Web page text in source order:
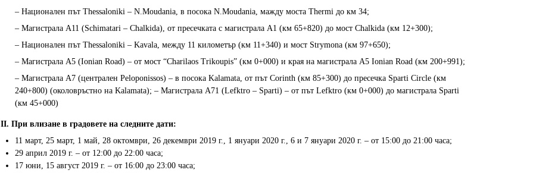
– Национален път Thessaloniki – N.Moudania, в посока N.Moudania, мажду моста Thermi до км 34;
– Магистрала A11 (Schimatari – Chalkida), от пресечката с магистрала A1 (км 65+820) до мост Chalkida (км 12+300);
– Национален път Thessaloniki – Kavala, между 11 километър (км 11+340) и мост Strymona (км 97+650);
– Магистрала A5 (Ionian Road) – от мост “Charilaos Trikoupis” (км 0+000) и края на магистрала А5 Ionian Road (км 200+991);
– Магистрала A7 (централен Peloponissos) – в посока Kalamata, от път Corinth (км 85+300) до пресечка Sparti Circle (км
240+800) (околовръстно на Kalamata); – Магистрала A71 (Lefktro – Sparti) – от път Lefktro (км 0+000) до магистрала Sparti
(км 45+000)
II. При влизане в градовете на следните дати:
11 март, 25 март, 1 май, 28 октомври, 26 декември 2019 г., 1 януари 2020 г., 6 и 7 януари 2020 г. – от 15:00 до 21:00 часа;
29 април 2019 г. – от 12:00 до 22:00 часа;
17 юни, 15 август 2019 г. – от 16:00 до 23:00 часа;